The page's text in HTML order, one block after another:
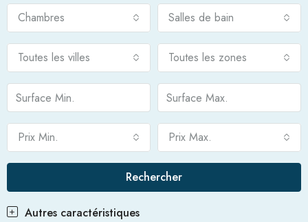
Chambres Salles de bain
Toutes les villes Toutes les zones
Prix Min. Prix Max.
Rechercher
Autres caractéristiques